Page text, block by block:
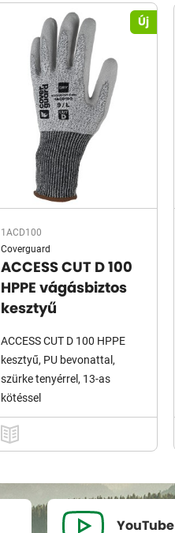
Új
1ACD100
Coverguard
ACCESS CUT D 100
HPPE vágásbiztos
kesztyű
ACCESS CUT D 100 HPPE
kesztyű, PU bevonattal,
szürke tenyérrel, 13-as
kötéssel
YouTube